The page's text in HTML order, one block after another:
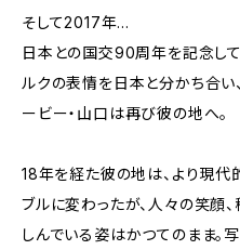
そして2017年…
日本との国交90周年を記念し
ルクの表情を日本と分かち合い
ービー・山口は再び彼の地へ。
18年を経た彼の地は、より現代
ブルに変わったが、人々の笑顔
しんでいる姿はかつてのまま。